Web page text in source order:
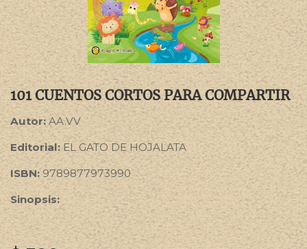
101 CUENTOS CORTOS PARA COMPARTIR
Autor: AA.VV
Editorial: EL GATO DE HOJALATA
ISBN:9789877973990
Sinopsis: